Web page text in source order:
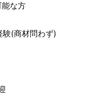
能な方
験(商材問わず)